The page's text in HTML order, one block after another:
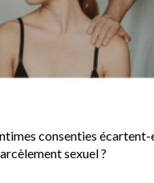
consenties écartent-
sexuel ?